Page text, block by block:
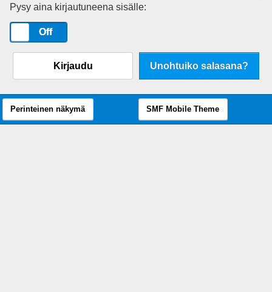
Pysy aina kirjautuneena sisälle:
Off
Kirjaudu Unohtuiko salasana?
Perinteinen näkymä SMF Mobile Theme